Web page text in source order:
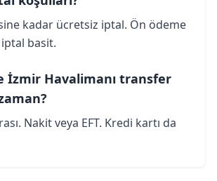
kadar ücretsiz iptal. Ön ödeme
iptal basit.
İzmir Havalimanı transfer
Nakit veya EFT. Kredi kartı da